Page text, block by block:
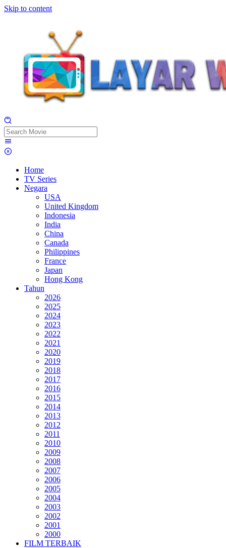
Skip to content
Home
TV Series
Negara
USA
United Kingdom
Indonesia
India
China
Canada
Philippines
France
Japan
Hong Kong
Tahun
2026
2025
2024
2023
2022
2021
2020
2019
2018
2017
2016
2015
2014
2013
2012
2011
2010
2009
2008
2007
2006
2005
2004
2003
2002
2001
2000
FILM TERBAIK